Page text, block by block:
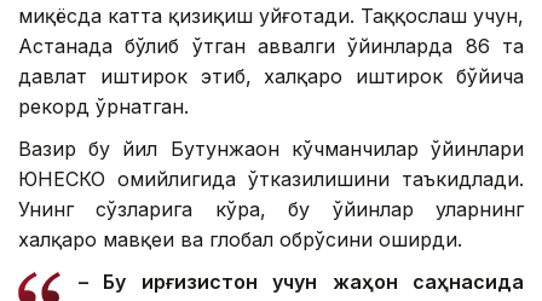
миқёсда катта қизиқиш уйғотади. Таққослаш учун,
Астанада бўлиб ўтган аввалги ўйинларда 86 та
давлат иштирок этиб, халқаро иштирок бўйича
рекорд ўрнатган.
Вазир бу йил Бутунжаҳон кўчманчилар ўйинлари
ЮНEСКО ҳомийлигида ўтказилишини таъкидлади.
Унинг сўзларига кўра, бу ўйинлар уларнинг
халқаро мавқеи ва глобал обрўсини оширди.
– Бу Қирғизистон учун жаҳон саҳнасида